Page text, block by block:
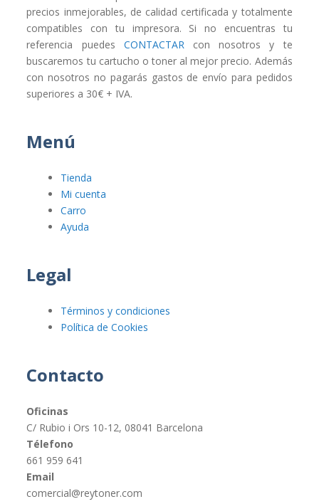
precios inmejorables, de calidad certificada y totalmente
compatibles con tu impresora. Si no encuentras tu
referencia puedes CONTACTARcon nosotros y te
buscaremos tu cartucho o toner al mejor precio. Además
con nosotros no pagarás gastos de envío para pedidos
superiores a 30€ + IVA.
Menú
Tienda
Mi cuenta
Carro
Ayuda
Legal
Términos y condiciones
Política de Cookies
Contacto
Oficinas
C/ Rubio i Ors 10-12, 08041 Barcelona
Télefono
661 959 641
Email
comercial@reytoner.com